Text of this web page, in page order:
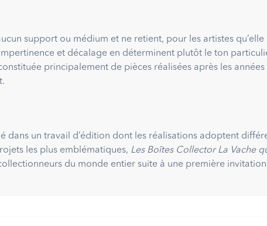
support ou médium et ne retient, pour les artistes qu’elle
et décalage en déterminent plutôt le ton
principalement de pièces réalisées après les années
dans un travail d’édition dont les réalisations adoptent
les plus emblématiques, Les Boîtes Collector La Vache
du monde entier suite à une première invitation